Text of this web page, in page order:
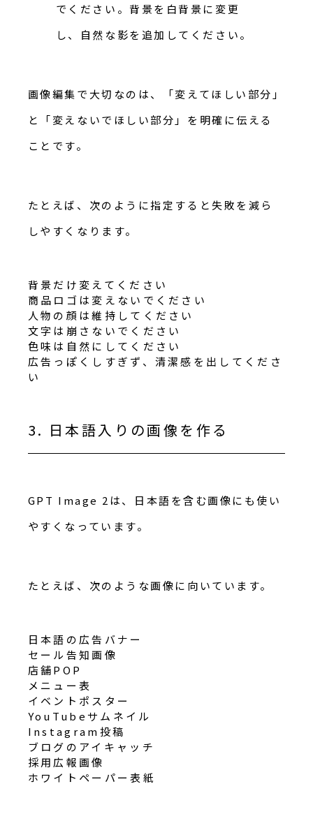
でください。背景を白背景に変更
し、自然な影を追加してください。
画像編集で大切なのは、「変えてほしい部分」
と「変えないでほしい部分」を明確に伝える
ことです。
たとえば、次のように指定すると失敗を減ら
しやすくなります。
背景だけ変えてください
商品ロゴは変えないでください
人物の顔は維持してください
文字は崩さないでください
色味は自然にしてください
広告っぽくしすぎず、清潔感を出してくださ
い
3. 日本語入りの画像を作る
GPT Image 2は、日本語を含む画像にも使い
やすくなっています。
たとえば、次のような画像に向いています。
日本語の広告バナー
セール告知画像
店舗POP
メニュー表
イベントポスター
YouTubeサムネイル
Instagram投稿
ブログのアイキャッチ
採用広報画像
ホワイトペーパー表紙